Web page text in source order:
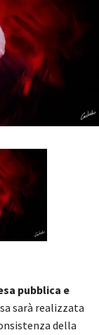
pubblica e
sarà realizzata
della